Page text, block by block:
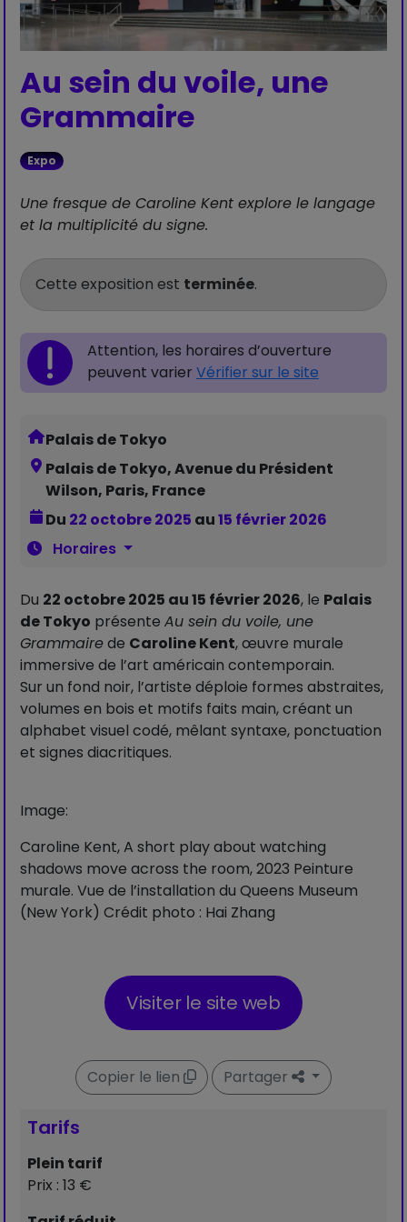
Tarifs
Plein tarif
Prix : 13 €
Au sein du voile, une
Grammaire
Expo
Une fresque de Caroline Kent explore le langage
et la multiplicité du signe.
Cette exposition est terminée.
Attention, les horaires d’ouverture
peuvent varier Vérifier sur le site
Palais de Tokyo
Palais de Tokyo, Avenue du Président
Wilson, Paris, France
Du 22 octobre 2025 au15 février 2026
Horaires
Du 22 octobre 2025 au 15 février 2026, le Palais
de Tokyo présente Au sein du voile, une
Grammairede Caroline Kent, œuvre murale
immersive de l’art américain contemporain.
Sur un fond noir, l’artiste déploie formes abstraites,
volumes en bois et motifs faits main, créant un
alphabet visuel codé, mêlant syntaxe, ponctuation
et signes diacritiques.
Image:
Caroline Kent, A short play about watching
shadows move across the room, 2023 Peinture
murale. Vue de l’installation du Queens Museum
(New York) Crédit photo : Hai Zhang
Visiter le site web
Copier le lien Partager